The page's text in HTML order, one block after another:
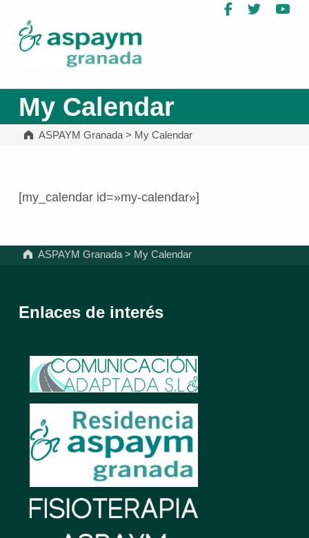
Facebook
Twitter
My Calendar
ASPAYM Granada> My Calendar
[my_calendar id=»my-calendar»]
ASPAYM Granada > My Calendar
Enlaces de interés